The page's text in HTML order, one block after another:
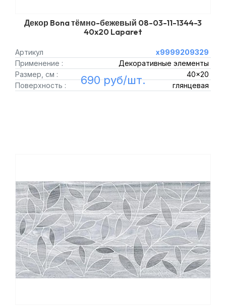
Декор Bona тёмно-бежевый 08-03-11-1344-3
40x20 Laparet
Артикул
х9999209329
Применение :
Декоративные элементы
Размер, см :
40x20
Поверхность :
глянцевая
690 руб/шт.